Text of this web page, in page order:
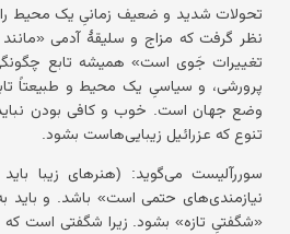
تحولات شدید و ضعیف زمانیِ یک محیط را
نظر گرفت که مزاج و سلیقهٔ آدمی
تغییرات جَوی است» همیشه تابع
پرورشی، و سیاسیِ یک محیط و طبیعتاً
وضع جهان است. خوب و کافی بودن
تنوع که عزرائیل زیبایی‌هاست بشود.
سوررآلیست می‌گوید: (هنرهای زیبا
نیازمندی‌های حتمی است» باشد. و
«شگفتیِ تازه» بشود. زیرا شگفتی است